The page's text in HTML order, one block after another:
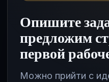
Опишите
предложим
первой
Можно прийти с